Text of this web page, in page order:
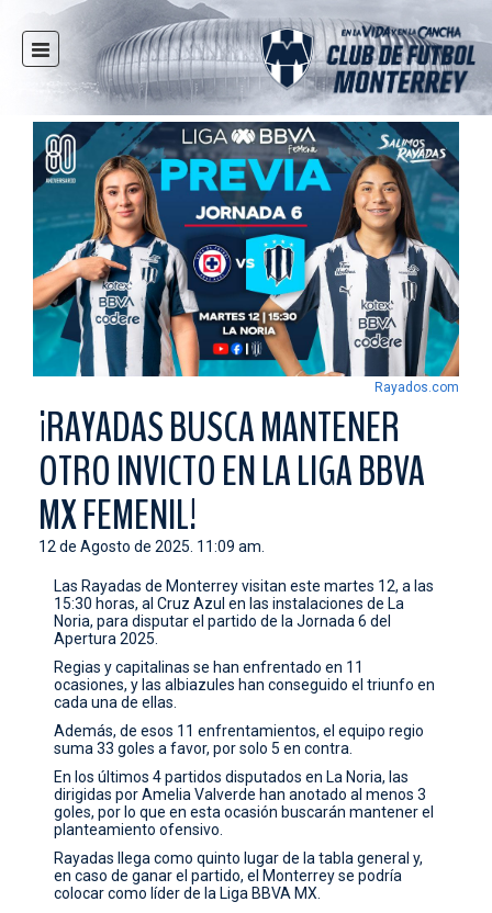
INICIO
NOTICIAS
CLUB
MULTIMEDIA
RAYADOS
RAYADAS
FUERZAS BÁSICAS
RESPONSABILIDAD SOCIAL
TAQUILLA
TIENDA
ESTADIO
PRENSA
CONTACTO
Rayados.com
¡RAYADAS BUSCA MANTENER
OTRO INVICTO EN LA LIGA BBVA
MX FEMENIL!
12 de Agosto de 2025. 11:09 am.
Las Rayadas de Monterrey visitan este martes 12, a las
15:30 horas, al Cruz Azul en las instalaciones de La
Noria, para disputar el partido de la Jornada 6 del
Apertura 2025.
Regias y capitalinas se han enfrentado en 11
ocasiones, y las albiazules han conseguido el triunfo en
cada una de ellas.
Además, de esos 11 enfrentamientos, el equipo regio
suma 33 goles a favor, por solo 5 en contra.
En los últimos 4 partidos disputados en La Noria, las
dirigidas por Amelia Valverde han anotado al menos 3
goles, por lo que en esta ocasión buscarán mantener el
planteamiento ofensivo.
Rayadas llega como quinto lugar de la tabla general y,
en caso de ganar el partido, el Monterrey se podría
colocar como líder de la Liga BBVA MX.